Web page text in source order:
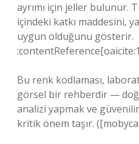
ayrımı için jeller bulunur.
içindeki katkı maddesini,
uygun olduğunu gösterir.
Bu renk kodlaması,
görsel bir rehberdir —
analizi yapmak ve
kritik önem taşır.